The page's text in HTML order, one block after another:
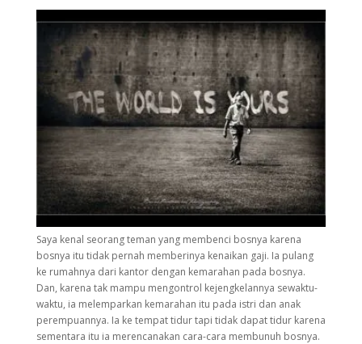
Saya kenal seorang teman yang membenci bosnya karena
bosnya itu tidak pernah memberinya kenaikan gaji. Ia pulang
ke rumahnya dari kantor dengan kemarahan pada bosnya.
Dan, karena tak mampu mengontrol kejengkelannya sewaktu-
waktu, ia melemparkan kemarahan itu pada istri dan anak
perempuannya. Ia ke tempat tidur tapi tidak dapat tidur karena
sementara itu ia merencanakan cara-cara membunuh bosnya.